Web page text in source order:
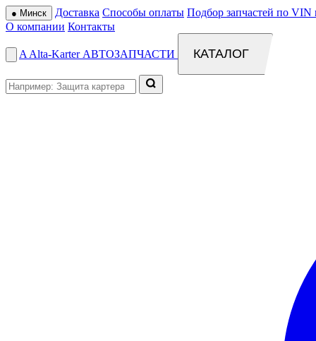
● Минск Доставка Способы оплаты Подбор запчастей по VIN
О компании Контакты
A Alta-Karter АВТОЗАПЧАСТИ КАТАЛОГ